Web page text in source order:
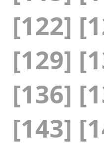
[122]
[129]
[136]
[143]